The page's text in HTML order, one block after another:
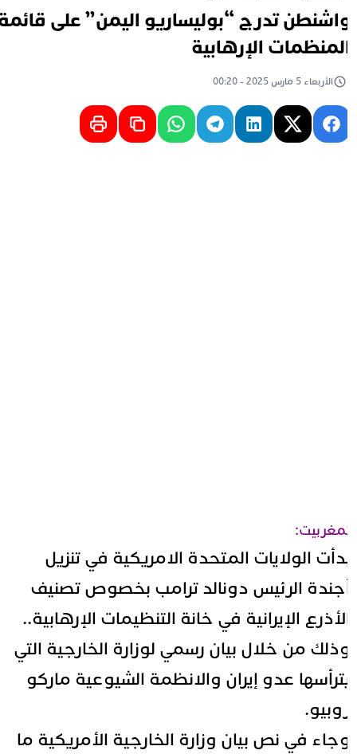
تدرج “بوليساريو اليمن” على قائمة
الإرهابية
الأربعاء 5 مارس 2025 - 00:20
الولايات المتحدة الامريكية في تنزيل
الرئيس دونالد ترامب بخصوص تصنيف
الإيرانية في خانة التنظيمات الإرهابية..
من خلال بيان رسمي لوزارة الخارجية التي
عدو إيران والانظمة الشيوعية ماركو
في نص بيان وزارة الخارجية الأمريكية ما